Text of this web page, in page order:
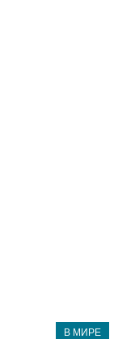
В МИРЕ